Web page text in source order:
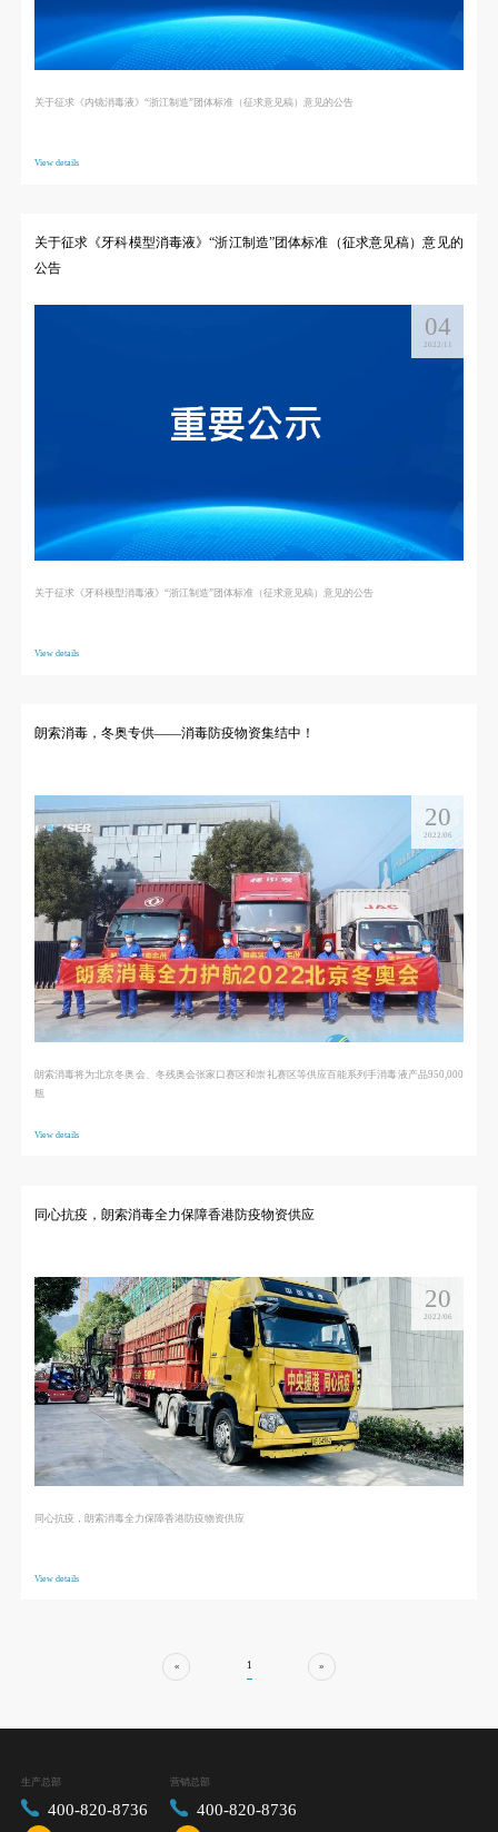
关于征求《内镜消毒液》“浙江制造”团体标准（征求意见稿）意见的公告
View details
关于征求《牙科模型消毒液》“浙江制造”团体标准（征求意见稿）意见的
公告
04
2022/11
关于征求《牙科模型消毒液》“浙江制造”团体标准（征求意见稿）意见的公告
View details
朗索消毒，冬奥专供——消毒防疫物资集结中！
20
2022/06
朗索消毒将为北京冬奥会、冬残奥会张家口赛区和崇礼赛区等供应百能系列手消毒液产品950,000
瓶
View details
同心抗疫，朗索消毒全力保障香港防疫物资供应
20
2022/06
同心抗疫，朗索消毒全力保障香港防疫物资供应
View details
« 1 »
生产总部
400-820-8736
营销总部
400-820-8736